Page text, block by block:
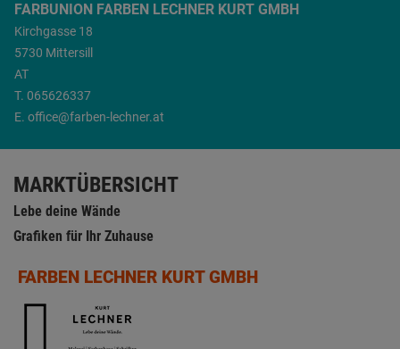
FARBUNION FARBEN LECHNER KURT GMBH
Kirchgasse 18
5730 Mittersill
AT
T. 065626337
E. office@farben-lechner.at
MARKTÜBERSICHT
Lebe deine Wände
Grafiken für Ihr Zuhause
FARBEN LECHNER KURT GMBH